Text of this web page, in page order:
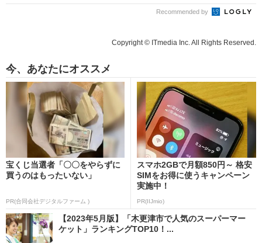
Recommended by
Copyright © ITmedia Inc. All Rights Reserved.
今、あなたにオススメ
宝くじ当選者「〇〇をやらずに
買うのはもったいない」
PR(合同会社デジタルファーム )
スマホ2GBで月額850円～ 格安
SIMをお得に使うキャンペーン
実施中！
PR(IIJmio)
【2023年5月版】「木更津市で人気のスーパーマー
ケット」ランキングTOP10！...